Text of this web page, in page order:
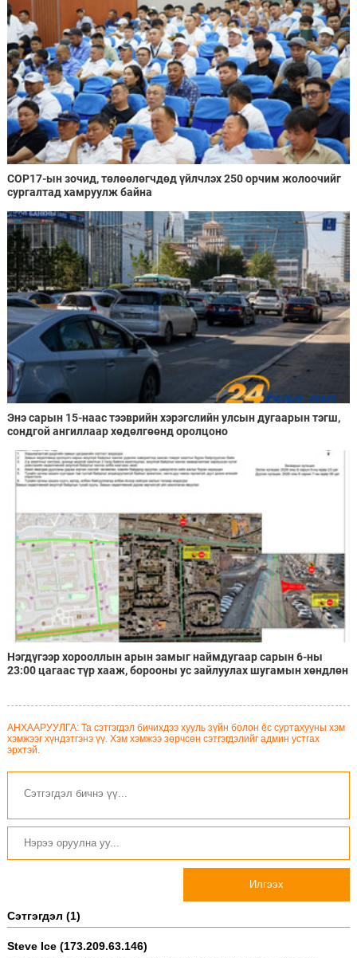
COP17-ын зочид, төлөөлөгчдөд үйлчлэх 250 орчим жолоочийг
сургалтад хамруулж байна
Энэ сарын 15-наас тээврийн хэрэгслийн улсын дугаарын тэгш,
сондгой ангиллаар хөдөлгөөнд оролцоно
Нэгдүгээр хорооллын арын замыг наймдугаар сарын 6-ны
23:00 цагаас түр хааж, борооны ус зайлуулах шугамын хөндлөн
АНХААРУУЛГА: Та сэтгэгдэл бичихдээ хууль зүйн болон ёс суртахууны хэм
хэмжээг хүндэтгэнэ үү. Хэм хэмжээ зөрчсөн сэтгэгдэлийг админ устгах
эрхтэй.
Илгээх
Сэтгэгдэл (1)
Steve Ice (173.209.63.146)